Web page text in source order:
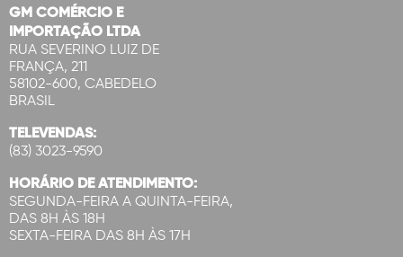
GM COMÉRCIO E
IMPORTAÇÃO LTDA
RUA SEVERINO LUIZ DE
FRANÇA, 211
58102-600, CABEDELO
BRASIL
TELEVENDAS:
(83) 3023-9590
HORÁRIO DE ATENDIMENTO:
SEGUNDA-FEIRA A QUINTA-FEIRA,
DAS 8H ÀS 18H
SEXTA-FEIRA DAS 8H ÀS 17H